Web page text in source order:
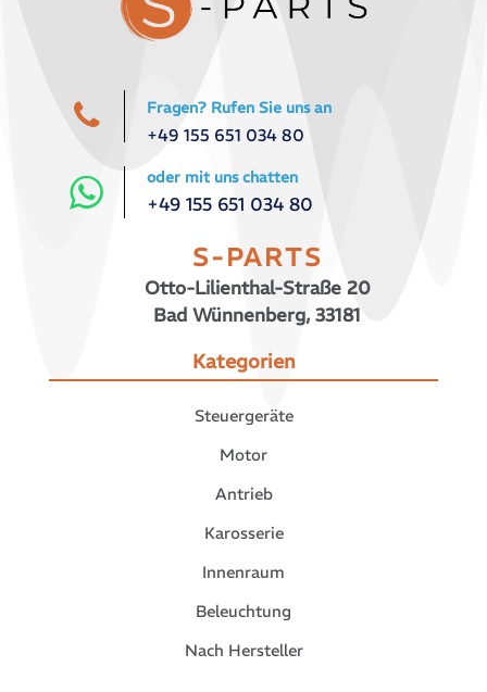
Fragen? Rufen Sie uns an
+49 155 651 034 80
oder mit uns chatten
+49 155 651 034 80
S-PARTS
Otto-Lilienthal-Straße 20
Bad Wünnenberg, 33181
Kategorien
Steuergeräte
Motor
Antrieb
Karosserie
Innenraum
Beleuchtung
Nach Hersteller